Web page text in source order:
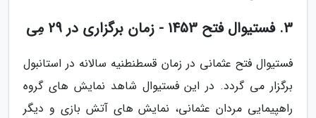
3. فستیوال فتح 1453 - زمان برگزاری در 29 مِی
فستیوال فتح عثمانی در زمان قسطنطنیه سالانه در استانبول
برگزار می گردد. در این فستیوال شاهد نمایش های گروه
راهپیمایی مردان عثمانی، نمایش های آتش بازی و دیگر